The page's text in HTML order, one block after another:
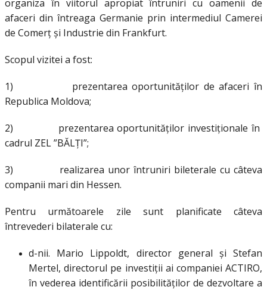
organiza în viitorul apropiat întruniri cu oamenii de
afaceri din întreaga Germanie prin intermediul Camerei
de Comerț și Industrie din Frankfurt.
Scopul vizitei a fost:
1) prezentarea oportunităților de afaceri în
Republica Moldova;
2) prezentarea oportunităților investiționale în
cadrul ZEL ”BĂLȚI”;
3) realizarea unor întruniri bileterale cu câteva
companii mari din Hessen.
Pentru următoarele zile sunt planificate câteva
întrevederi bilaterale cu:
d-nii. Mario Lippoldt, director general și Stefan
Mertel, directorul pe investiții ai companiei ACTIRO,
în vederea identificării posibilităților de dezvoltare a